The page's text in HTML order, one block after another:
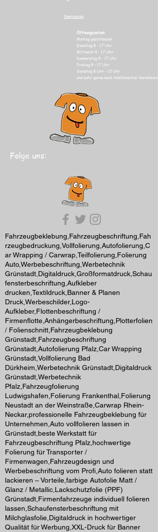
Impressum
Öffnungszeiten:
Montag geschlossen
Dienstag 8 - 17 Uhr
Mittwoch 8 - 17 Uhr
Donnerstag 8 - 17 Uhr
Freitag 8 - 17 Uhr
Samstag 8 Uhr
- 12 Uhr
und sehr gerne nach telefonischer
Folge uns:
Fahrzeugbeklebung,Fahrzeugbeschriftung,Fah
rzeugbedruckung,Vollfolierung,Autofolierung,C
ar Wrapping / Carwrap,Teilfolierung,Folierung
Auto,Werbebeschriftung,Werbetechnik
Grünstadt,Digitaldruck,Großformatdruck,Schau
fensterbeschriftung,Aufkleber
drucken,Textildruck,Banner & Planen
Druck,Werbeschilder,Logo-
Aufkleber,Flottenbeschriftung /
Firmenflotte,Anhängerbeschriftung,Plotterfolien
/ Folienschnitt,Fahrzeugbeklebung
Grünstadt,Fahrzeugbeschriftung
Grünstadt,Autofolierung Pfalz,Car Wrapping
Grünstadt,Vollfolierung Bad
Dürkheim,Werbetechnik Grünstadt,Digitaldruck
Grünstadt,Werbetechnik
Pfalz,Fahrzeugfolierung
Ludwigshafen,Folierung Frankenthal,Folierung
Neustadt an der Weinstraße,Carwrap Rhein-
Neckar,professionelle Fahrzeugbeklebung für
Unternehmen,Auto vollfolieren lassen in
Grünstadt,beste Werkstatt für
Fahrzeugbeschriftung Pfalz,hochwertige
Folierung für Transporter /
Firmenwagen,Fahrzeugdesign und
Werbebeschriftung vom Profi,Auto folieren statt
lackieren – Vorteile,farbige Autofolie Matt /
Glanz / Metallic,Lackschutzfolie (PPF)
Grünstadt,Firmenfahrzeuge individuell folieren
lassen,Schaufensterbeschriftung mit
Milchglasfolie,Digitaldruck in hochwertiger
Qualität für Werbung,XXL-Druck für Banner